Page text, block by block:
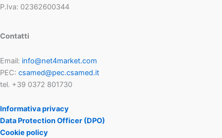
P.Iva: 02362600344
Contatti
Email: info@net4market.com
PEC: csamed@pec.csamed.it
tel. +39 0372 801730
Informativa privacy
Data Protection Officer (DPO)
Cookie policy